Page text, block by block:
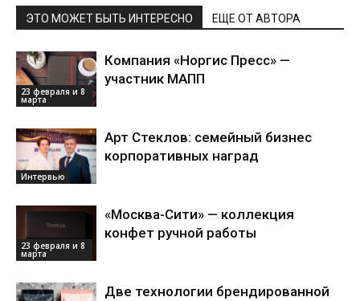
ЭТО МОЖЕТ БЫТЬ ИНТЕРЕСНО ЕЩЕ ОТ АВТОРА
23 февраля и 8
марта
Компания «Норгис Пресс» —
участник МАПП
Интервью
Арт Стеклов: семейный бизнес
корпоративных наград
23 февраля и 8
марта
«Москва-Сити» — коллекция
конфет ручной работы
Две технологии брендированной